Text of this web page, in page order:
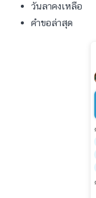
วันลาคงเหลือ
คำขอล่าสุด